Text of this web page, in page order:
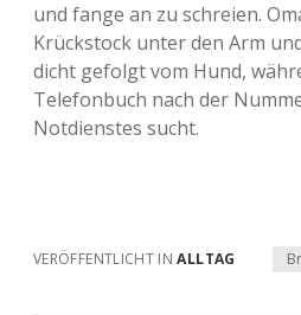
und fange an zu schreien.
Krückstock unter den Arm
dicht gefolgt vom Hund,
Telefonbuch nach der
Notdienstes sucht.
VERÖFFENTLICHT INALLTAG